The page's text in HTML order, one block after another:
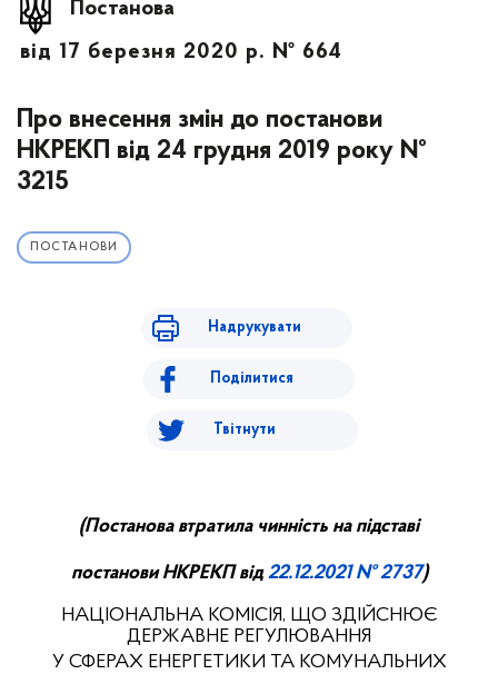
Постанова
від 17 березня 2020 р. № 664
Про внесення змін до постанови
НКРЕКП від 24 грудня 2019 року №
3215
ПОСТАНОВИ
Надрукувати
Поділитися
Твітнути
(Постанова втратила чинність на підставі
постанови НКРЕКПвід22.12.2021№ 2737)
НАЦІОНАЛЬНА КОМІСІЯ, ЩО ЗДІЙСНЮЄ
ДЕРЖАВНЕ РЕГУЛЮВАННЯ
У СФЕРАХ ЕНЕРГЕТИКИ ТА КОМУНАЛЬНИХ